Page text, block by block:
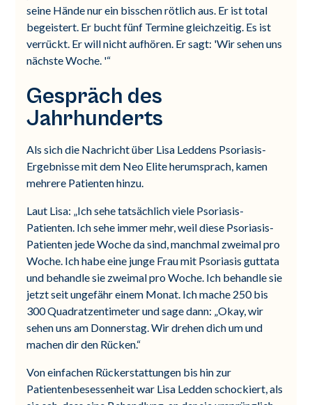
seine Hände nur ein bisschen rötlich aus. Er ist total
begeistert. Er bucht fünf Termine gleichzeitig. Es ist
verrückt. Er will nicht aufhören. Er sagt: 'Wir sehen uns
nächste Woche. '“
Gespräch des
Jahrhunderts
Als sich die Nachricht über Lisa Leddens Psoriasis-
Ergebnisse mit dem Neo Elite herumsprach, kamen
mehrere Patienten hinzu.
Laut Lisa: „Ich sehe tatsächlich viele Psoriasis-
Patienten. Ich sehe immer mehr, weil diese Psoriasis-
Patienten jede Woche da sind, manchmal zweimal pro
Woche. Ich habe eine junge Frau mit Psoriasis guttata
und behandle sie zweimal pro Woche. Ich behandle sie
jetzt seit ungefähr einem Monat. Ich mache 250 bis
300 Quadratzentimeter und sage dann: „Okay, wir
sehen uns am Donnerstag. Wir drehen dich um und
machen dir den Rücken.“
Von einfachen Rückerstattungen bis hin zur
Patientenbesessenheit war Lisa Ledden schockiert, als